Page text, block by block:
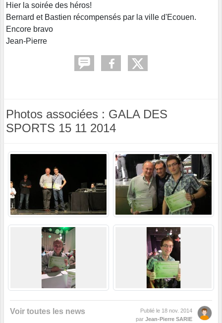
Hier la soirée des héros!
Bernard et Bastien récompensés par la ville d'Ecouen.
Encore bravo
Jean-Pierre
Photos associées : GALA DES
SPORTS 15 11 2014
Voir toutes les news Publié le 18 nov. 2014
par Jean-Pierre SARIE